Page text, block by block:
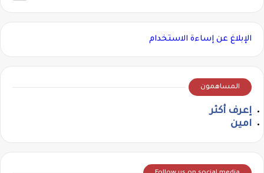
الإبلاغ عن إساءة الاستخدام
المساهمون
إعرف أكثر
امين